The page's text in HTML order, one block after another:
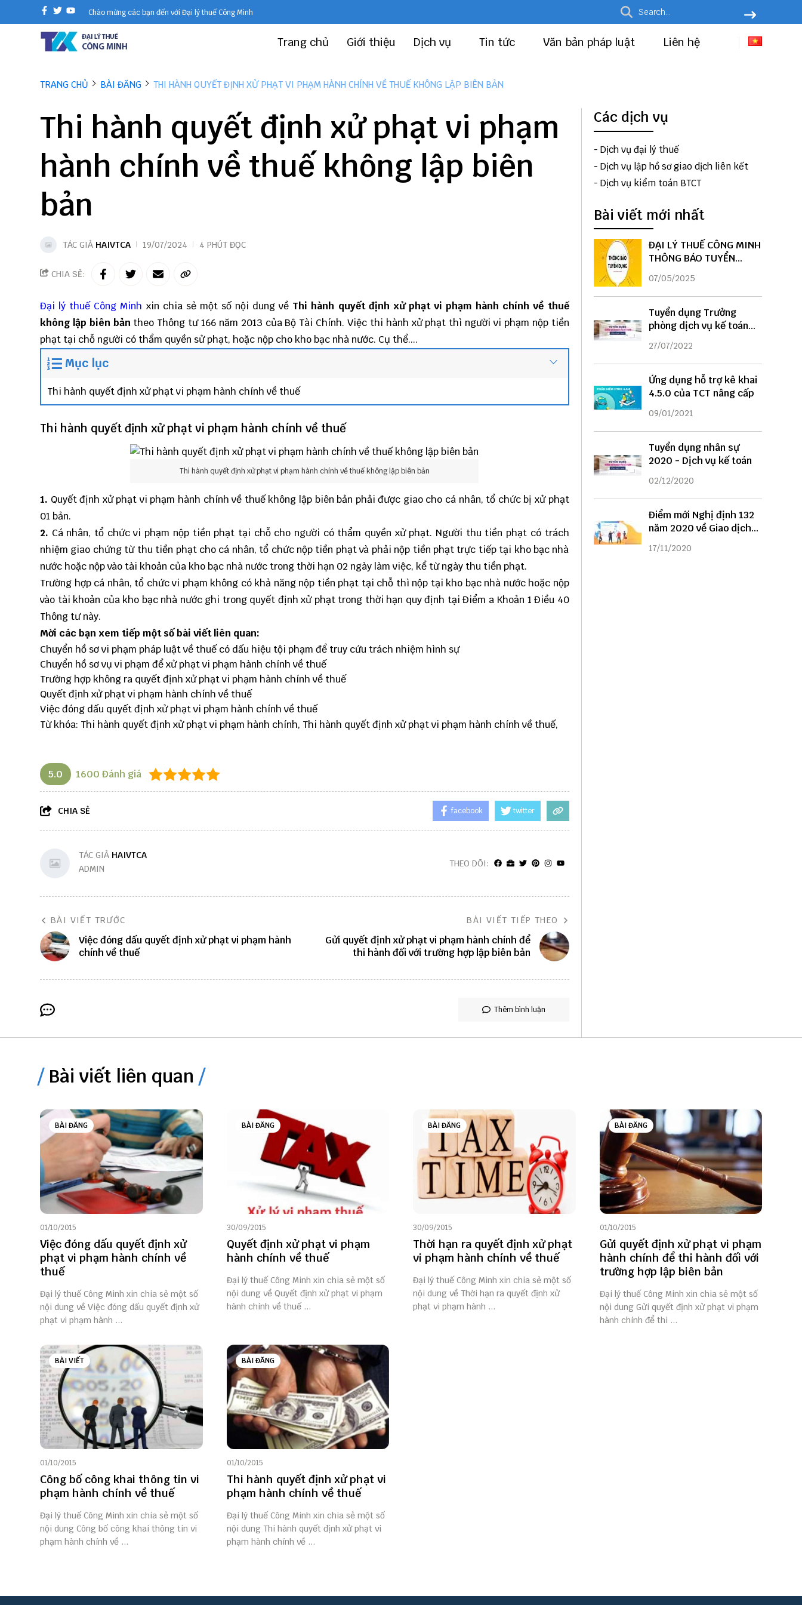
Chào mừng các bạn đến với Đại lý thuế Công Minh
Trang chủ Giới thiệu Dịch vụ Tin tức Văn bản pháp luật Liên hệ
TRANG CHỦ BÀI ĐĂNG THI HÀNH QUYẾT ĐỊNH XỬ PHẠT VI PHẠM HÀNH CHÍNH VỀ THUẾ KHÔNG LẬP BIÊN BẢN
Thi hành quyết định xử phạt vi phạm
hành chính về thuế không lập biên
bản
TÁC GIẢ HAIVTCA 19/07/2024 4 PHÚT ĐỌC
CHIA SẺ:
Đại lý thuế Công Minh xin chia sẻ một số nội dung về Thi hành quyết định xử phạt vi phạm hành chính về thuế
không lập biên bản theo Thông tư 166 năm 2013 của Bộ Tài Chính. Việc thi hành xử phạt thì người vi phạm nộp tiền
phạt tại chỗ người có thẩm quyền sử phạt, hoặc nộp cho kho bạc nhà nước. Cụ thể....
Mục lục
Thi hành quyết định xử phạt vi phạm hành chính về thuế
Thi hành quyết định xử phạt vi phạm hành chính về thuế
Thi hành quyết định xử phạt vi phạm hành chính về thuế không lập biên bản
1. Quyết định xử phạt vi phạm hành chính về thuế không lập biên bản phải được giao cho cá nhân, tổ chức bị xử phạt
01 bản.
2. Cá nhân, tổ chức vi phạm nộp tiền phạt tại chỗ cho người có thẩm quyền xử phạt. Người thu tiền phạt có trách
nhiệm giao chứng từ thu tiền phạt cho cá nhân, tổ chức nộp tiền phạt và phải nộp tiền phạt trực tiếp tại kho bạc nhà
nước hoặc nộp vào tài khoản của kho bạc nhà nước trong thời hạn 02 ngày làm việc, kể từ ngày thu tiền phạt.
Trường hợp cá nhân, tổ chức vi phạm không có khả năng nộp tiền phạt tại chỗ thì nộp tại kho bạc nhà nước hoặc nộp
vào tài khoản của kho bạc nhà nước ghi trong quyết định xử phạt trong thời hạn quy định tại Điểm a Khoản 1 Điều 40
Thông tư này.
Mời các bạn xem tiếp một số bài viết liên quan:
Chuyển hồ sơ vi phạm pháp luật về thuế có dấu hiệu tội phạm để truy cứu trách nhiệm hình sự
Chuyển hồ sơ vụ vi phạm để xử phạt vi phạm hành chính về thuế
Trường hợp không ra quyết định xử phạt vi phạm hành chính về thuế
Quyết định xử phạt vi phạm hành chính về thuế
Việc đóng dấu quyết định xử phạt vi phạm hành chính về thuế
Từ khóa: Thi hành quyết định xử phạt vi phạm hành chính, Thi hành quyết định xử phạt vi phạm hành chính về thuế,
5.0 1600 Đánh giá
CHIA SẺ facebook twitter
TÁC GIẢ HAIVTCA
ADMIN
THEO DÕI:
BÀI VIẾT TRƯỚC
Việc đóng dấu quyết định xử phạt vi phạm hành
chính về thuế
BÀI VIẾT TIẾP THEO
Gửi quyết định xử phạt vi phạm hành chính để
thi hành đối với trường hợp lập biên bản
Thêm bình luận
Các dịch vụ
- Dịch vụ đại lý thuế
- Dịch vụ lập hồ sơ giao dịch liên kết
- Dịch vụ kiểm toán BTCT
Bài viết mới nhất
ĐẠI LÝ THUẾ CÔNG MINH
THÔNG BÁO TUYỂN
DỤNG
07/05/2025
Tuyển dụng Trưởng
phòng dịch vụ kế toán
năm 2022
27/07/2022
Ứng dụng hỗ trợ kê khai
4.5.0 của TCT nâng cấp
09/01/2021
Tuyển dụng nhân sự
2020 - Dịch vụ kế toán
02/12/2020
Điểm mới Nghị định 132
năm 2020 về Giao dịch
liên kết
17/11/2020
Bài viết liên quan
BÀI ĐĂNG
01/10/2015
Việc đóng dấu quyết định xử
phạt vi phạm hành chính về
thuế
Đại lý thuế Công Minh xin chia sẻ một số
nội dung về Việc đóng dấu quyết định xử
phạt vi phạm hành ...
BÀI ĐĂNG
30/09/2015
Quyết định xử phạt vi phạm
hành chính về thuế
Đại lý thuế Công Minh xin chia sẻ một số
nội dung về Quyết định xử phạt vi phạm
hành chính về thuế ...
BÀI ĐĂNG
30/09/2015
Thời hạn ra quyết định xử phạt
vi phạm hành chính về thuế
Đại lý thuế Công Minh xin chia sẻ một số
nội dung về Thời hạn ra quyết định xử
phạt vi phạm hành ...
BÀI ĐĂNG
01/10/2015
Gửi quyết định xử phạt vi phạm
hành chính để thi hành đối với
trường hợp lập biên bản
Đại lý thuế Công Minh xin chia sẻ một số
nội dung Gửi quyết định xử phạt vi phạm
hành chính để thi ...
BÀI VIẾT
01/10/2015
Công bố công khai thông tin vi
phạm hành chính về thuế
Đại lý thuế Công Minh xin chia sẻ một số
nội dung Công bố công khai thông tin vi
phạm hành chính về ...
BÀI ĐĂNG
01/10/2015
Thi hành quyết định xử phạt vi
phạm hành chính về thuế
Đại lý thuế Công Minh xin chia sẻ một số
nội dung Thi hành quyết định xử phạt vi
phạm hành chính về ...